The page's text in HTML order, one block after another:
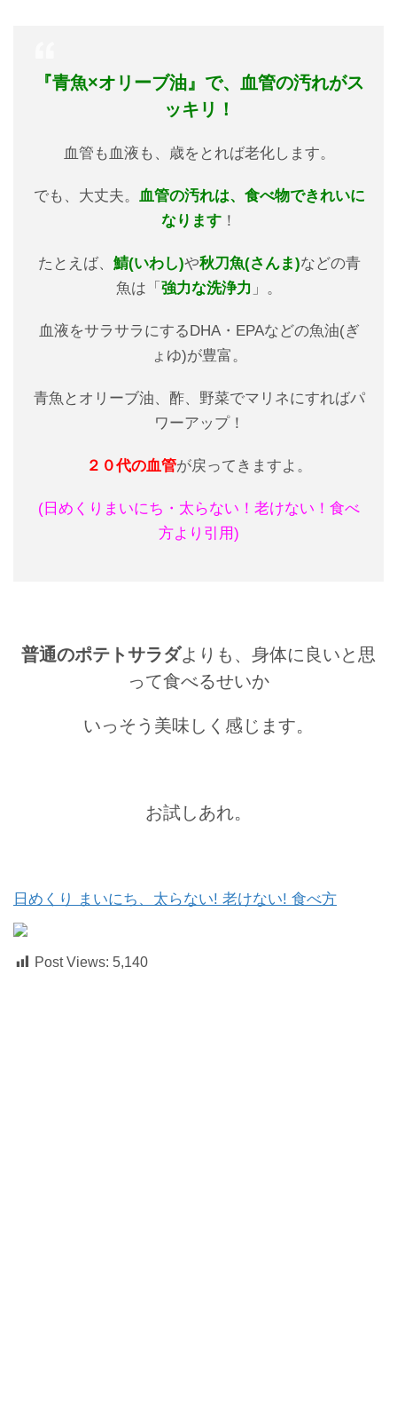
『青魚×オリーブ油』で、血管の汚れがス
ッキリ！
血管も血液も、歳をとれば老化します。
でも、大丈夫。 血管の汚れは、食べ物できれいに
なります ！
たとえば、 鯖(いわし)や秋刀魚(さんま)などの青
魚は「 強力な洗浄力 」。
血液をサラサラにするDHA・EPAなどの魚油(ぎ
ょゆ)が豊富。
青魚とオリーブ油、酢、野菜でマリネにすればパ
ワーアップ！
２０代の血管が戻ってきますよ。
(日めくりまいにち・太らない！老けない！食べ
方より引用)
普通のポテトサラダよりも、身体に良いと思
って食べるせいか
いっそう美味しく感じます。
お試しあれ。
日めくり まいにち、太らない! 老けない! 食べ方
Post Views: 5,140